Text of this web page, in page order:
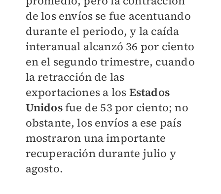
de los envíos se fue acentuando
durante el periodo, y la caída
interanual alcanzó 36 por ciento
en el segundo trimestre, cuando
la retracción de las
exportaciones a los Estados
Unidosfue de 53 por ciento; no
obstante, los envíos a ese país
mostraron una importante
recuperación durante julio y
agosto.